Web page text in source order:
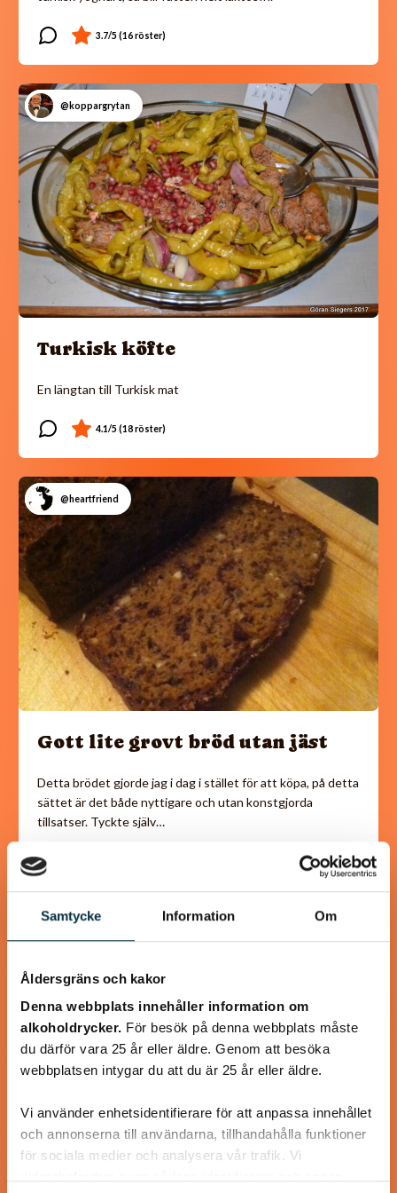
Samtycke Information Om
Åldersgräns och kakor
Denna webbplats innehåller information om
alkoholdrycker. För besök på denna webbplats måste
du därför vara 25 år eller äldre. Genom att besöka
webbplatsen intygar du att du är 25 år eller äldre.
Vi använder enhetsidentifierare för att anpassa innehållet
och annonserna till användarna, tillhandahålla funktioner
för sociala medier och analysera vår trafik. Vi
@koppargrytan
Turkisk köfte
En längtan till Turkisk mat
@heartfriend
Gott lite grovt bröd utan jäst
Detta brödet gjorde jag i dag i stället för att köpa, på detta
sättet är det både nyttigare och utan konstgjorda
tillsatser. Tyckte själv…